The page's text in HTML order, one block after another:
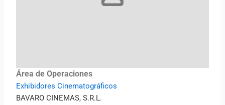
Área de Operaciones
Exhibidores Cinematográficos
BAVARO CINEMAS, S.R.L.